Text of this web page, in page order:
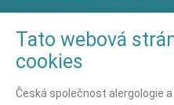
Ochrana osobních údajů
Nastavení cookies
Ochrana osobních údajů - GDPR
Tato webová
cookies
Česká společnost alergologie